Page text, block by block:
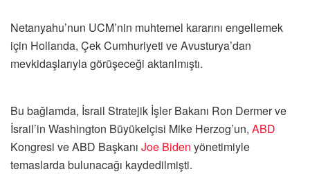
Netanyahu’nun UCM’nin muhtemel kararını engellemek
için Hollanda, Çek Cumhuriyeti ve Avusturya’dan
mevkidaşlarıyla görüşeceği aktarılmıştı.
Bu bağlamda, İsrail Stratejik İşler Bakanı Ron Dermer ve
İsrail’in Washington Büyükelçisi Mike Herzog’un, ABD
Kongresi ve ABD Başkanı Joe Biden yönetimiyle
temaslarda bulunacağı kaydedilmişti.